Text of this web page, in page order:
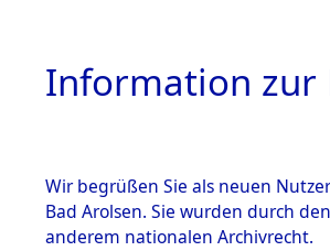
HOME
Information zur
Wir begrüßen Sie als neuen
Bad Arolsen. Sie wurden durch
anderem nationalen Archivrecht.